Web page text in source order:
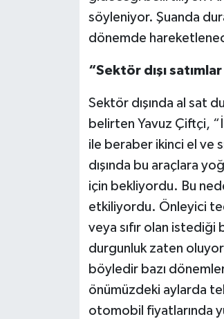
söyleniyor. Şuanda
dönemde
“Sektör dışı
Sektör dışında al sat
belirten Yavuz Çiftçi,
ile beraber ikinci el ve
dışında bu araçlara
için bekliyordu. Bu
etkiliyordu. Önleyici
veya sıfır olan
durgunluk zaten
böyledir bazı
önümüzdeki aylarda
otomobil fiyatlarında